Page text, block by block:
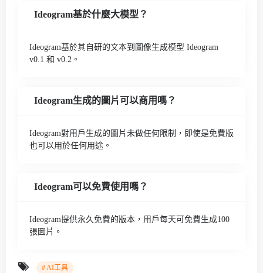
Ideogram基於什麼大模型？
Ideogram基於其自研的文本到圖像生成模型 Ideogram
v0.1 和 v0.2。
Ideogram生成的圖片可以商用嗎？
Ideogram對用戶生成的圖片未做任何限制，即使是免費版
也可以用於任何用途。
Ideogram可以免費使用嗎？
Ideogram提供永久免費的版本，用戶每天可免費生成100
張圖片。
# AI工具